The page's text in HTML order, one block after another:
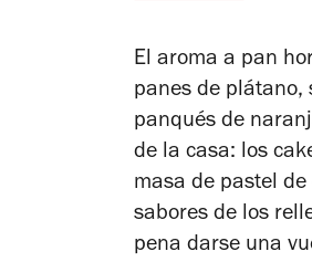
El aroma a pan
panes de plátano,
panqués de
de la casa: los
masa de pastel
sabores de los
pena darse una